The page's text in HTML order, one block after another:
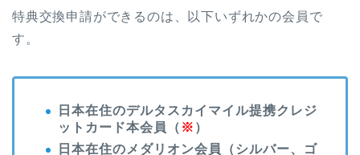
特典交換申請ができるのは、以下いずれかの会員で
す。
日本在住のデルタスカイマイル提携クレジ
ットカード本会員（ ※ ）
日本在住のメダリオン会員（シルバー、ゴ